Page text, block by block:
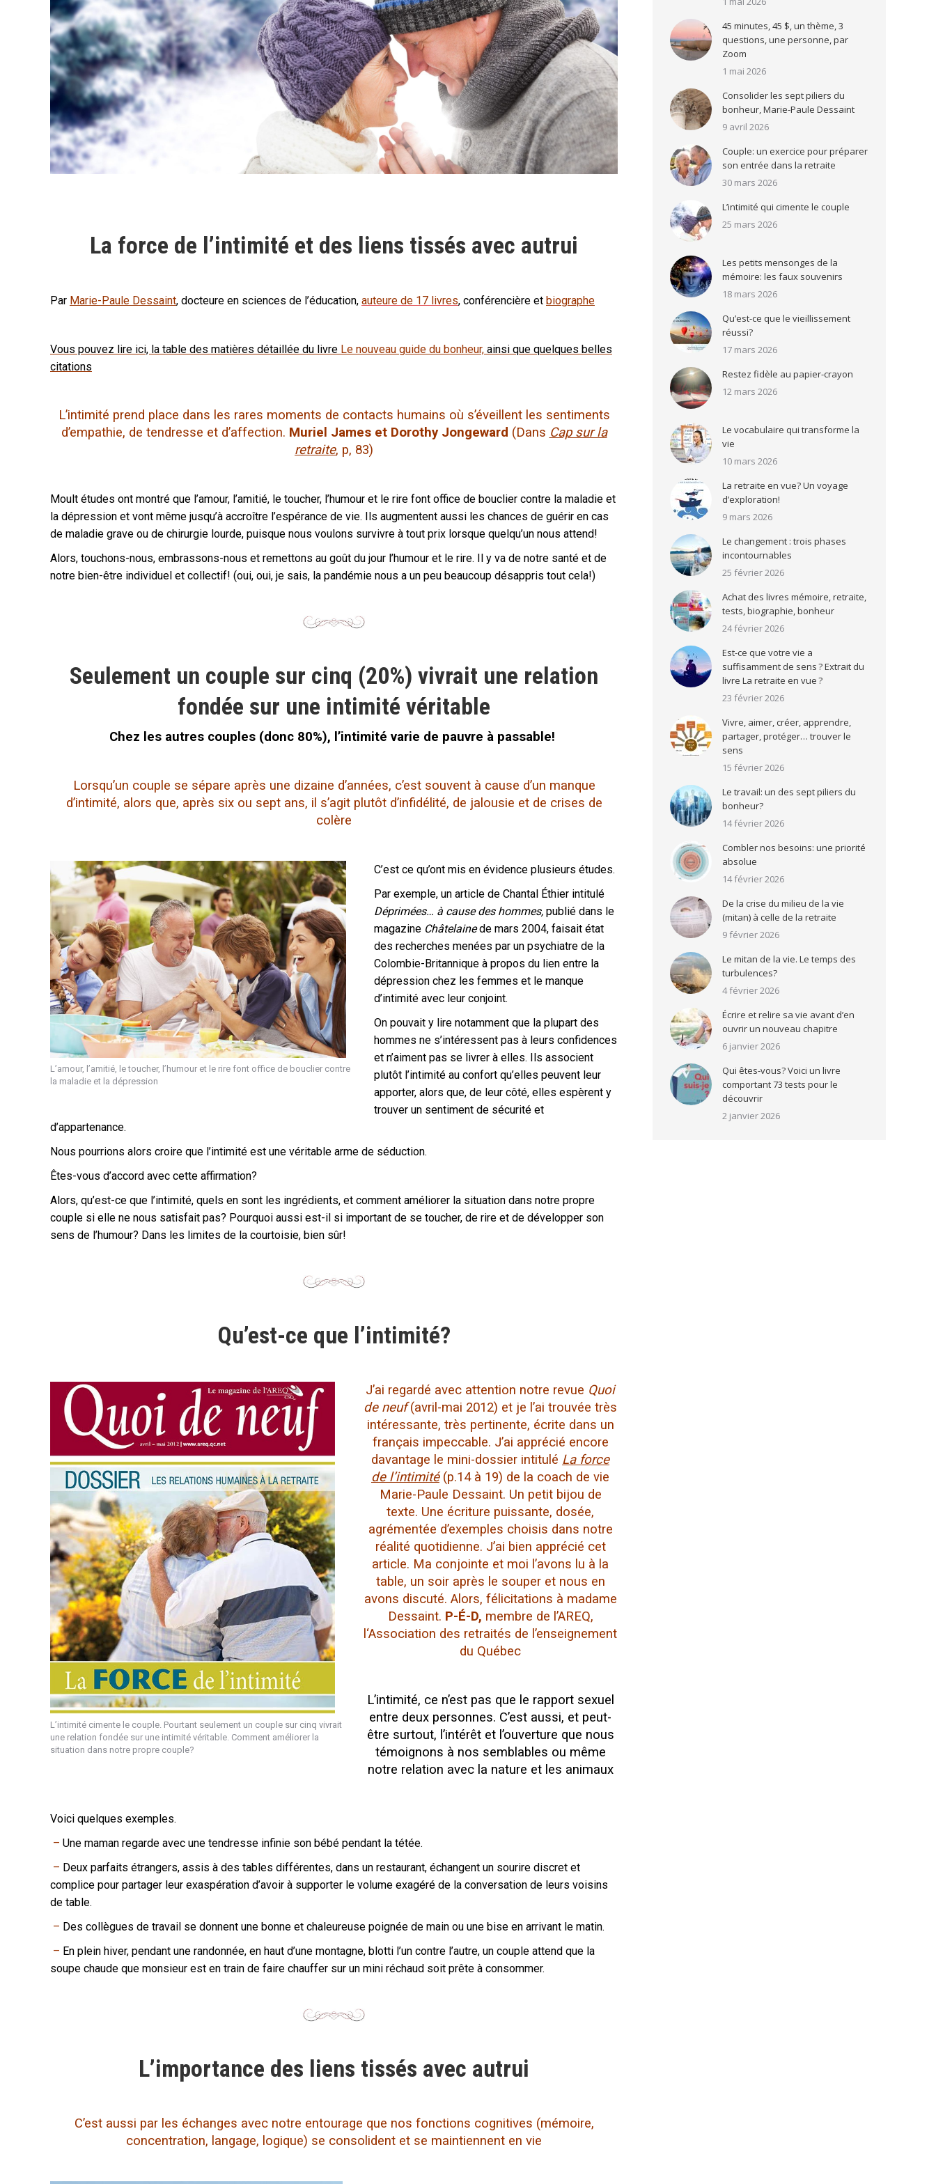
La force de l’intimité et des liens tissés avec autrui
Par Marie-Paule Dessaint, docteure en sciences de l’éducation, auteure de 17 livres, conférencière et biographe
Vous pouvez lire ici, la table des matières détaillée du livre Le nouveau guide du bonheur, ainsi que quelques belles
citations
L’intimité prend place dans les rares moments de contacts humains où s’éveillent les sentiments
d’empathie, de tendresse et d’affection. Muriel James et Dorothy Jongeward (Dans Cap sur la
retraite, p, 83)
Moult études ont montré que l’amour, l’amitié, le toucher, l’humour et le rire font office de bouclier contre la maladie et
la dépression et vont même jusqu’à accroître l’espérance de vie. Ils augmentent aussi les chances de guérir en cas
de maladie grave ou de chirurgie lourde, puisque nous voulons survivre à tout prix lorsque quelqu’un nous attend!
Alors, touchons-nous, embrassons-nous et remettons au goût du jour l’humour et le rire. Il y va de notre santé et de
notre bien-être individuel et collectif! (oui, oui, je sais, la pandémie nous a un peu beaucoup désappris tout cela!)
Seulement un couple sur cinq (20%) vivrait une relation
fondée sur une intimité véritable
Chez les autres couples (donc 80%), l’intimité varie de pauvre à passable!
Lorsqu’un couple se sépare après une dizaine d’années, c’est souvent à cause d’un manque
d’intimité, alors que, après six ou sept ans, il s’agit plutôt d’infidélité, de jalousie et de crises de
colère
L’amour, l’amitié, le toucher, l’humour et le rire font office de bouclier contre
la maladie et la dépression
C’est ce qu’ont mis en évidence plusieurs études.
Par exemple, un article de Chantal Éthier intitulé
Déprimées… à cause des hommes, publié dans le
magazine Châtelainede mars 2004, faisait état
des recherches menées par un psychiatre de la
Colombie-Britannique à propos du lien entre la
dépression chez les femmes et le manque
d’intimité avec leur conjoint.
On pouvait y lire notamment que la plupart des
hommes ne s’intéressent pas à leurs confidences
et n’aiment pas se livrer à elles. Ils associent
plutôt l’intimité au confort qu’elles peuvent leur
apporter, alors que, de leur côté, elles espèrent y
trouver un sentiment de sécurité et
d’appartenance.
Nous pourrions alors croire que l’intimité est une véritable arme de séduction.
Êtes-vous d’accord avec cette affirmation?
Alors, qu’est-ce que l’intimité, quels en sont les ingrédients, et comment améliorer la situation dans notre propre
couple si elle ne nous satisfait pas? Pourquoi aussi est-il si important de se toucher, de rire et de développer son
sens de l’humour? Dans les limites de la courtoisie, bien sûr!
Qu’est-ce que l’intimité?
L’intimité cimente le couple. Pourtant seulement un couple sur cinq vivrait
une relation fondée sur une intimité véritable. Comment améliorer la
situation dans notre propre couple?
J’ai regardé avec attention notre revue Quoi
de neuf(avril-mai 2012) et je l’ai trouvée très
intéressante, très pertinente, écrite dans un
français impeccable. J’ai apprécié encore
davantage le mini-dossier intitulé La force
de l’intimité(p.14 à 19) de la coach de vie
Marie-Paule Dessaint. Un petit bijou de
texte. Une écriture puissante, dosée,
agrémentée d’exemples choisis dans notre
réalité quotidienne. J’ai bien apprécié cet
article. Ma conjointe et moi l’avons lu à la
table, un soir après le souper et nous en
avons discuté. Alors, félicitations à madame
Dessaint. P-É-D, membre de l’AREQ,
l‘Association des retraités de l’enseignement
du Québec
L’intimité, ce n’est pas que le rapport sexuel
entre deux personnes. C’est aussi, et peut-
être surtout, l’intérêt et l’ouverture que nous
témoignons à nos semblables ou même
notre relation avec la nature et les animaux
Voici quelques exemples.
– Une maman regarde avec une tendresse infinie son bébé pendant la tétée.
– Deux parfaits étrangers, assis à des tables différentes, dans un restaurant, échangent un sourire discret et
complice pour partager leur exaspération d’avoir à supporter le volume exagéré de la conversation de leurs voisins
de table.
– Des collègues de travail se donnent une bonne et chaleureuse poignée de main ou une bise en arrivant le matin.
– En plein hiver, pendant une randonnée, en haut d’une montagne, blotti l’un contre l’autre, un couple attend que la
soupe chaude que monsieur est en train de faire chauffer sur un mini réchaud soit prête à consommer.
L’importance des liens tissés avec autrui
C’est aussi par les échanges avec notre entourage que nos fonctions cognitives (mémoire,
concentration, langage, logique) se consolident et se maintiennent en vie
45 minutes, 45 $, un thème, 3
questions, une personne, par
Zoom
1 mai 2026
Consolider les sept piliers du
bonheur, Marie-Paule Dessaint
9 avril 2026
Couple: un exercice pour préparer
son entrée dans la retraite
30 mars 2026
L’intimité qui cimente le couple
25 mars 2026
Les petits mensonges de la
mémoire: les faux souvenirs
18 mars 2026
Qu’est-ce que le vieillissement
réussi?
17 mars 2026
Restez fidèle au papier-crayon
12 mars 2026
Le vocabulaire qui transforme la
vie
10 mars 2026
La retraite en vue? Un voyage
d’exploration!
9 mars 2026
Le changement : trois phases
incontournables
25 février 2026
Achat des livres mémoire, retraite,
tests, biographie, bonheur
24 février 2026
Est-ce que votre vie a
suffisamment de sens ? Extrait du
livre La retraite en vue ?
23 février 2026
Vivre, aimer, créer, apprendre,
partager, protéger… trouver le
sens
15 février 2026
Le travail: un des sept piliers du
bonheur?
14 février 2026
Combler nos besoins: une priorité
absolue
14 février 2026
De la crise du milieu de la vie
(mitan) à celle de la retraite
9 février 2026
Le mitan de la vie. Le temps des
turbulences?
4 février 2026
Écrire et relire sa vie avant d’en
ouvrir un nouveau chapitre
6 janvier 2026
Qui êtes-vous? Voici un livre
comportant 73 tests pour le
découvrir
2 janvier 2026